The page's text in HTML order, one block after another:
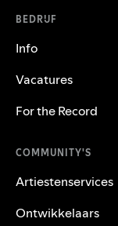
BEDRIJF
Info
Vacatures
For the Record
COMMUNITY'S
Artiestenservices
Ontwikkelaars